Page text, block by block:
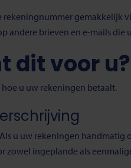
rekeningnummer gemakkelijk
andere brieven en e-mails die
dit voor u?
u uw rekeningen betaalt.
u uw rekeningen
ingeplande als